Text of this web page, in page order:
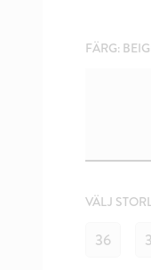
FÄRG:
VÄLJ
36